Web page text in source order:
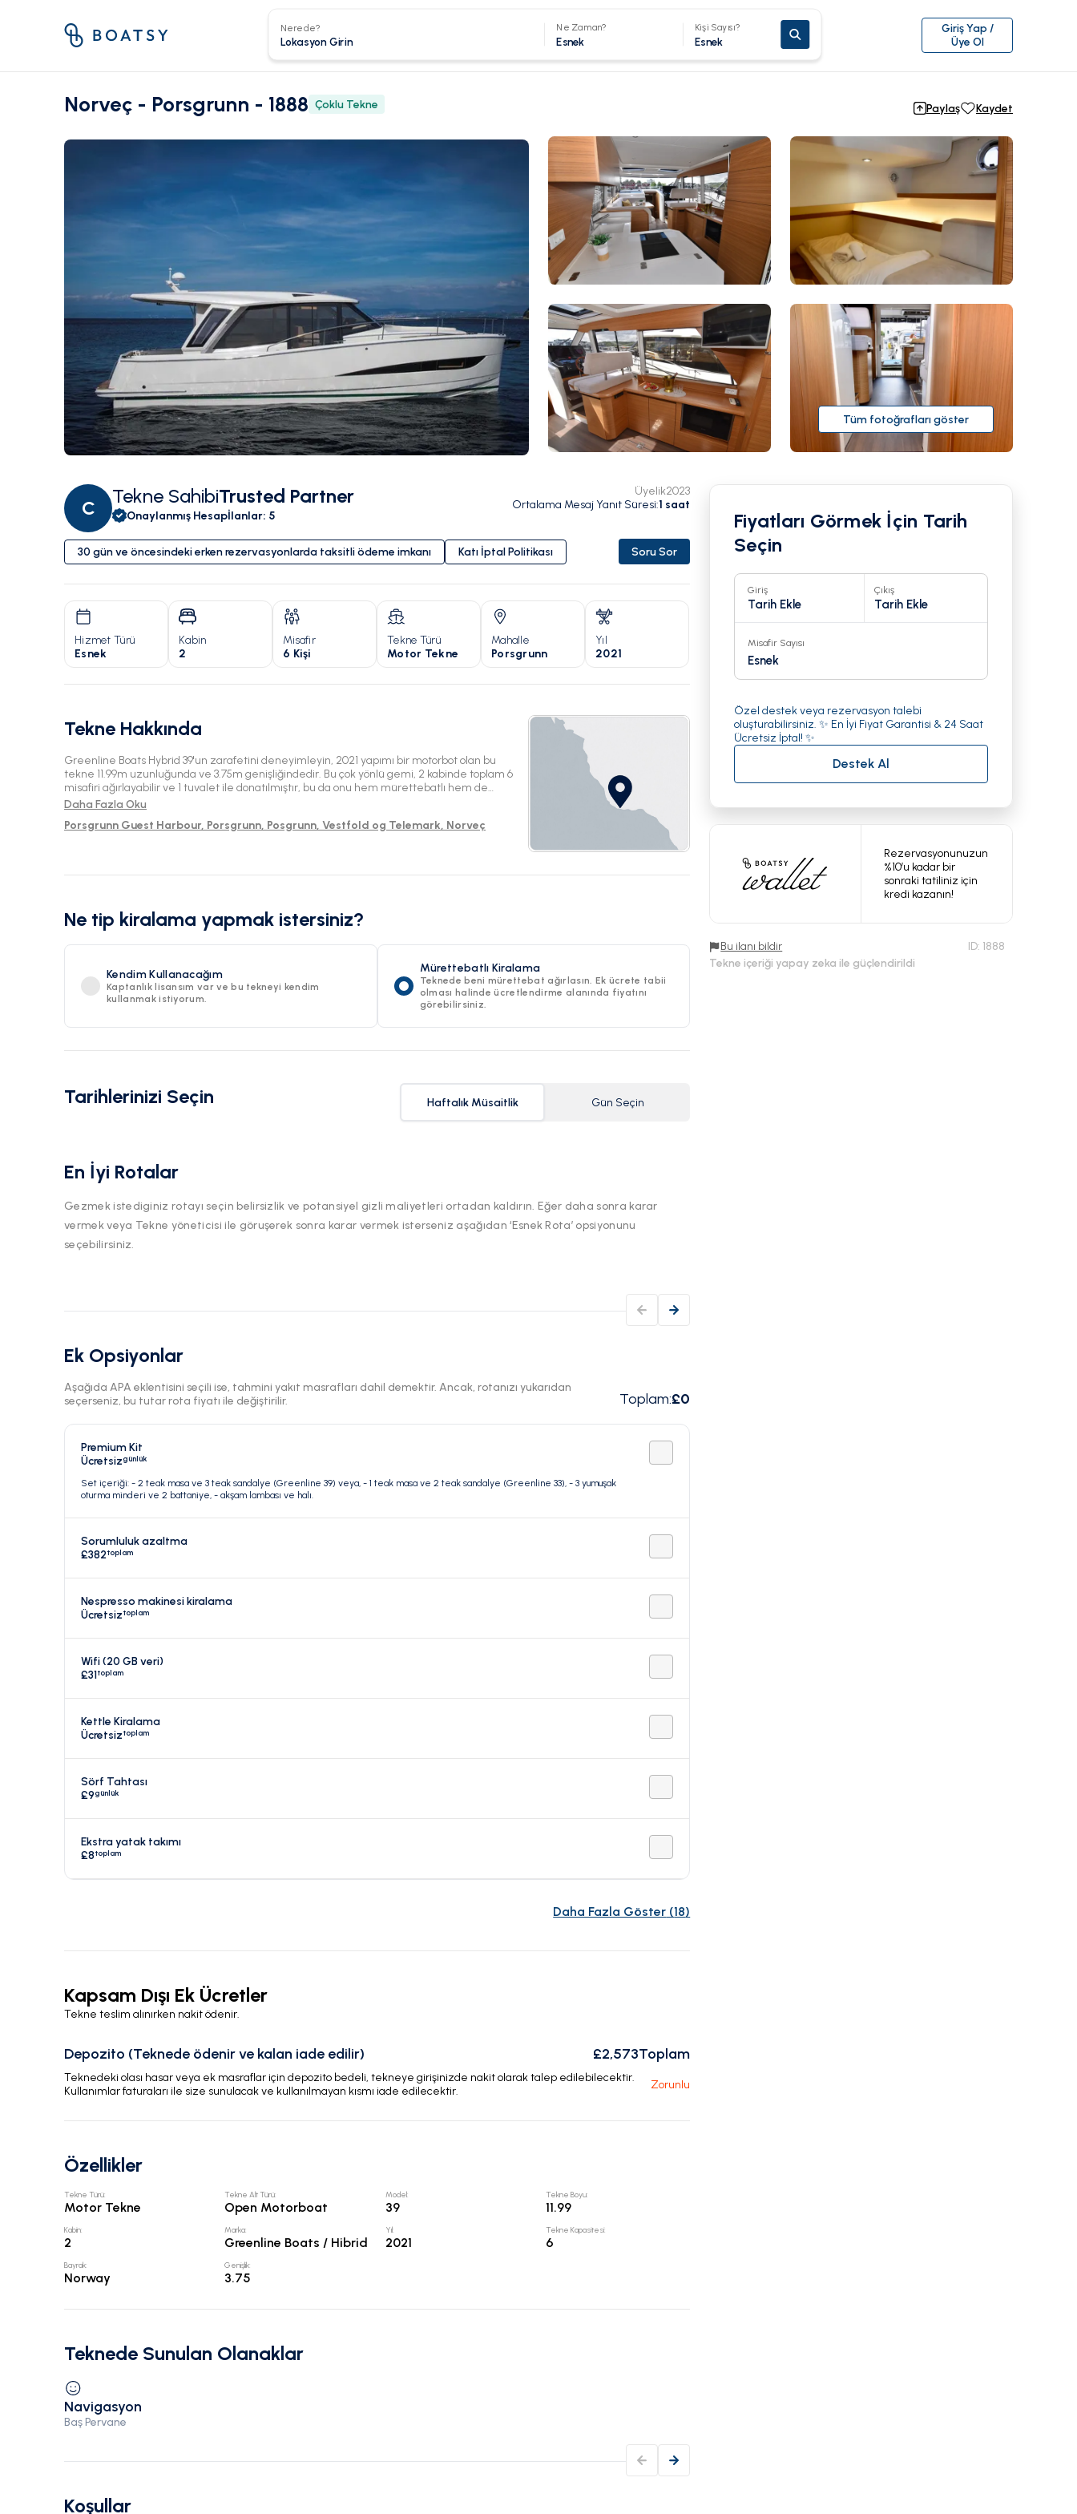
Nerede? Ne Zaman?
Esnek
Kişi Sayısı?
Esnek
Giriş Yap /
Üye Ol
Norveç - Porsgrunn - 1888 Çoklu Tekne Paylaş Kaydet
Tüm fotoğrafları göster
C
Tekne SahibiTrusted Partner
Onaylanmış Hesapİlanlar: 5
Üyelik2023
Ortalama Mesaj Yanıt Süresi:1 saat
30 gün ve öncesindeki erken rezervasyonlarda taksitli ödeme imkanı Katı İptal Politikası Soru Sor
Hizmet Türü
Esnek
Kabin
2
Misafir
6 Kişi
Tekne Türü
Motor Tekne
Mahalle
Porsgrunn
Yıl
2021
Tekne Hakkında
Greenline Boats Hybrid 39'un zarafetini deneyimleyin, 2021 yapımı bir motorbot olan bu
tekne 11.99m uzunluğunda ve 3.75m genişliğindedir. Bu çok yönlü gemi, 2 kabinde toplam 6
misafiri ağırlayabilir ve 1 tuvalet ile donatılmıştır, bu da onu hem mürettebatlı hem de
mürettebatsız kiralamalar için ideal kılar. Posgrunn'da bulunan bu tekne, deniz
Daha Fazla Oku
Porsgrunn Guest Harbour, Porsgrunn, Posgrunn, Vestfold og Telemark, Norveç
Ne tip kiralama yapmak istersiniz?
Kendim Kullanacağım
Kaptanlık lisansım var ve bu tekneyi kendim
kullanmak istiyorum.
Mürettebatlı Kiralama
Teknede beni mürettebat ağırlasın. Ek ücrete tabii
olması halinde ücretlendirme alanında fiyatını
görebilirsiniz.
Tarihlerinizi Seçin Haftalık Müsaitlik Gün Seçin
En İyi Rotalar
Gezmek istediginiz rotayı seçin belirsizlik ve potansiyel gizli maliyetleri ortadan kaldırın. Eğer daha sonra karar
vermek veya Tekne yöneticisi ile göruşerek sonra karar vermek isterseniz aşağıdan ‘Esnek Rota’ opsiyonunu
seçebilirsiniz.
Ek Opsiyonlar
Aşağıda APA eklentisini seçili ise, tahmini yakıt masrafları dahil demektir. Ancak, rotanızı yukarıdan
seçerseniz, bu tutar rota fiyatı ile değiştirilir.
Toplam:£0
Premium Kit
Ücretsizgünlük
Set içeriği: - 2 teak masa ve 3 teak sandalye (Greenline 39) veya, - 1 teak masa ve 2 teak sandalye (Greenline 33), - 3 yumuşak
oturma minderi ve 2 battaniye, - akşam lambası ve halı.
Sorumluluk azaltma
£382toplam
Nespresso makinesi kiralama
Ücretsiztoplam
Wifi (20 GB veri)
£31toplam
Kettle Kiralama
Ücretsiztoplam
Sörf Tahtası
£9günlük
Ekstra yatak takımı
£8toplam
Daha Fazla Göster (18)
Kapsam Dışı Ek Ücretler
Tekne teslim alınırken nakit ödenir.
Depozito (Teknede ödenir ve kalan iade edilir) £2,573Toplam
Teknedeki olası hasar veya ek masraflar için depozito bedeli, tekneye girişinizde nakit olarak talep edilebilecektir.
Kullanımlar faturaları ile size sunulacak ve kullanılmayan kısmı iade edilecektir.
Zorunlu
Özellikler
Tekne Türü:
Motor Tekne
Tekne Alt Türü:
Open Motorboat
Model:
39
Tekne Boyu:
11.99
Kabin:
2
Marka:
Greenline Boats / Hibrid
Yıl:
2021
Tekne Kapasitesi:
6
Bayrak:
Norway
Genişlik:
3.75
Teknede Sunulan Olanaklar
Navigasyon
Baş Pervane
Koşullar
Fiyatları Görmek İçin Tarih
Seçin
Giriş
Tarih Ekle
Çıkış
Tarih Ekle
Misafir Sayısı
Esnek
Özel destek veya rezervasyon talebi
oluşturabilirsiniz. ✨ En İyi Fiyat Garantisi & 24 Saat
Ücretsiz İptal! ✨
Destek Al
Rezervasyonunuzun
%10’u kadar bir
sonraki tatiliniz için
kredi kazanın!
Bu ilanı bildir ID: 1888
Tekne içeriği yapay zeka ile güçlendirildi